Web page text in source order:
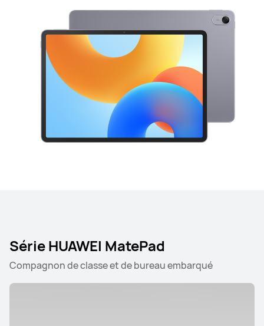
Série HUAWEI MatePad
Compagnon de classe et de bureau embarqué